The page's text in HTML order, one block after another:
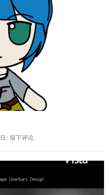
留下评论